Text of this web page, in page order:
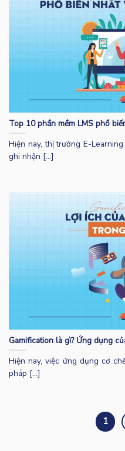
Top 10 phần mềm LMS phổ
Hiện nay, thị trường E-
ghi nhận [...]
Gamification là gì? Ứng dụng
Hiện nay, việc ứng dụng cơ
pháp [...]
1